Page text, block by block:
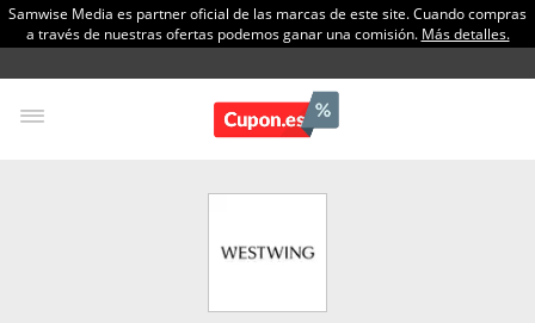
Samwise Media es partner oficial de las marcas de este site. Cuando compras
a través de nuestras ofertas podemos ganar una comisión. Más detalles.